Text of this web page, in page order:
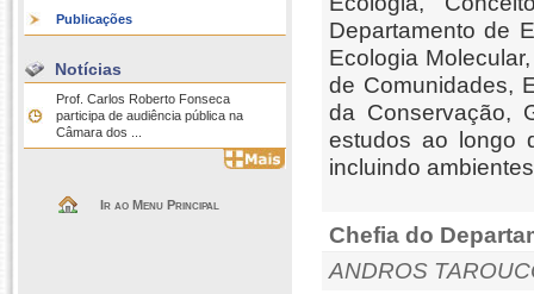
Publicações
Notícias
Prof. Carlos Roberto Fonseca
participa de audiência pública na
Câmara dos ...
Ir ao Menu Principal
Departamento de
Ecologia
de Comunidades,
da Conservação,
estudos ao longo
incluindo
Chefia do
ANDROS